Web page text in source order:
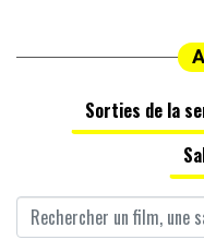
Sorties de la